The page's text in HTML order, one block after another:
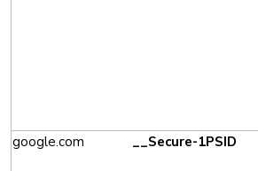
google.com
__Secure-1PSID